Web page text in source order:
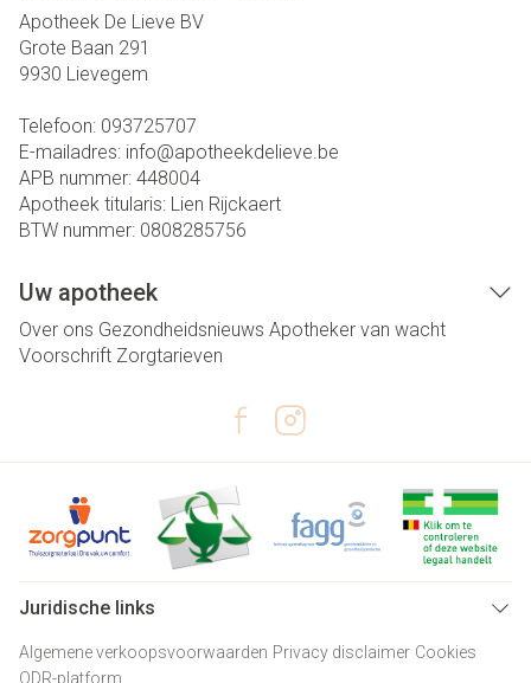
Apotheek De Lieve BV
Grote Baan 291
9930 Lievegem
Telefoon: 093725707
E-mailadres: info@apotheekdelieve.be
APB nummer: 448004
Apotheek titularis: Lien Rijckaert
BTW nummer: 0808285756
Uw apotheek
Over ons Gezondheidsnieuws Apotheker van wacht
Voorschrift Zorgtarieven
Juridische links
Algemene verkoopsvoorwaarden Privacy disclaimer Cookies
ODR-platform